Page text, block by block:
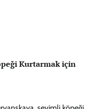
Kurtarmak için